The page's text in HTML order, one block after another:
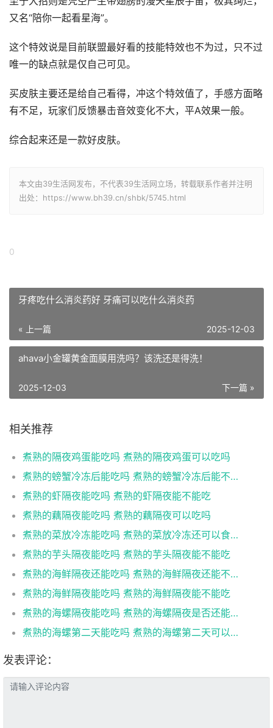
又名“陪你一起看星海”。
这个特效说是目前联盟最好看的技能特效也不为过，只不过
唯一的缺点就是仅自己可见。
买皮肤主要还是给自己看得，冲这个特效值了，手感方面略
有不足，玩家们反馈暴击音效变化不大，平A效果一般。
综合起来还是一款好皮肤。
本文由39生活网发布，不代表39生活网立场，转载联系作者并注明
出处：https://www.bh39.cn/shbk/5745.html
0
牙疼吃什么消炎药好 牙痛可以吃什么消炎药
« 上一篇 2025-12-03
ahava小金罐黄金面膜用洗吗？该洗还是得洗！
下一篇 »
2025-12-03
相关推荐
煮熟的隔夜鸡蛋能吃吗 煮熟的隔夜鸡蛋可以吃吗
煮熟的螃蟹冷冻后能吃吗 煮熟的螃蟹冷冻后能不能吃
煮熟的虾隔夜能吃吗 煮熟的虾隔夜能不能吃
煮熟的藕隔夜能吃吗 煮熟的藕隔夜可以吃吗
煮熟的菜放冷冻能吃吗 煮熟的菜放冷冻还可以食用吗
煮熟的芋头隔夜能吃吗 煮熟的芋头隔夜能不能吃
煮熟的海鲜隔夜还能吃吗 煮熟的海鲜隔夜还能不能吃
煮熟的海鲜隔夜能吃吗 煮熟的海鲜隔夜能不能吃
煮熟的海螺隔夜能吃吗 煮熟的海螺隔夜是否还能吃
煮熟的海螺第二天能吃吗 煮熟的海螺第二天可以吃吗
发表评论：